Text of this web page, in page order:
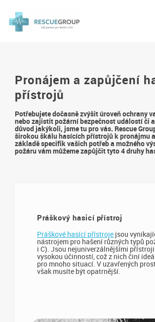
Pronájem a zapůjčení
přístrojů
Potřebujete dočasně zvýšit úroveň ochrany
nebo zajistit požární bezpečnost událostí či
důvod jakýkoli, jsme tu pro vás. Rescue
širokou škálu hasících přístrojů k pronájmu
základě specifik vašich potřeb a možného
požáru vám můžeme zapůjčit tyto 4 druhy
Práškový hasicí přístroj
Práškové hasící přístroje jsou
nástrojem pro hašení různých typů
i C). Jsou nejuniverzálnějšími
vysokou účinností, což z nich činí
pro mnoho situací. V uzavřených
však musíte být opatrnější.